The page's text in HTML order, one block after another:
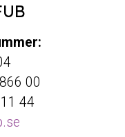
00
44